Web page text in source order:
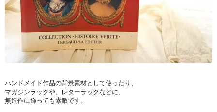
ハンドメイド作品の背景素材として使ったり、
マガジンラックや、レターラックなどに、
無造作に飾っても素敵です。